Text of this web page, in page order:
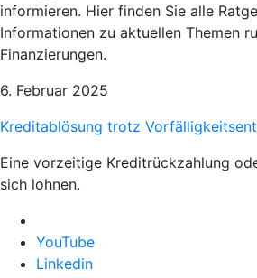
informieren. Hier finden Sie alle
Informationen zu aktuellen Themen
Finanzierungen.
6. Februar 2025
Kreditablösung trotz
Eine vorzeitige Kreditrückzahlung
sich lohnen.
YouTube
Linkedin